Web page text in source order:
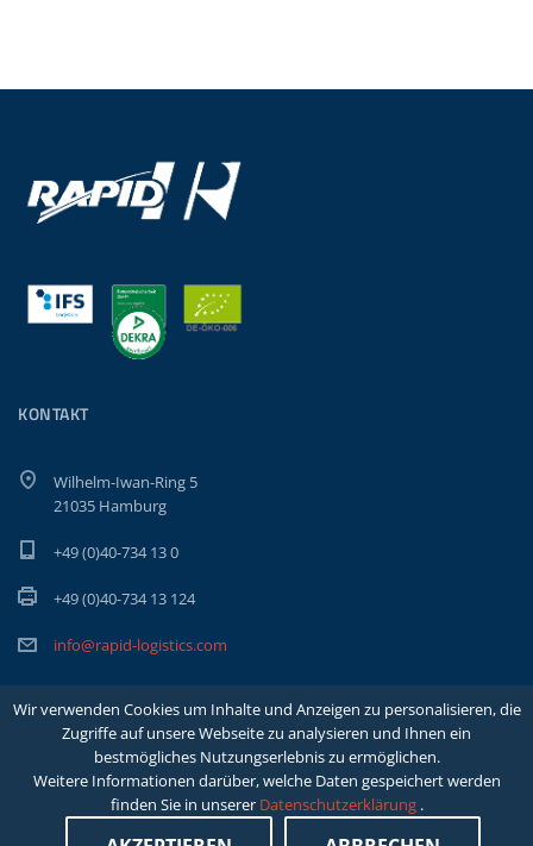
KONTAKT
Wilhelm-Iwan-Ring 5
21035 Hamburg
+49 (0)40-734 13 0
+49 (0)40-734 13 124
info@rapid-logistics.com
Copyright Rapid Int. Spedition GmbH & Co. KG |Impressum|
Wir verwenden Cookies um Inhalte und Anzeigen zu personalisieren, die
Zugriffe auf unsere Webseite zu analysieren und Ihnen ein
bestmögliches Nutzungserlebnis zu ermöglichen.
Weitere Informationen darüber, welche Daten gespeichert werden
finden Sie in unserer Datenschutzerklärung .